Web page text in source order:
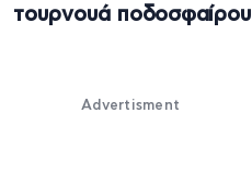
τουρνουά ποδοσφαίρου
Advertisment